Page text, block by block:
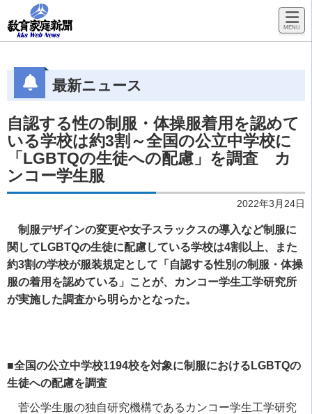
最新ニュース
自認する性の制服・体操服着用を認めて
いる学校は約3割～全国の公立中学校に
「LGBTQの生徒への配慮」を調査 カ
ンコー学生服
2022年3月24日
制服デザインの変更や女子スラックスの導入など制服に
関してLGBTQの生徒に配慮している学校は4割以上、また
約3割の学校が服装規定として「自認する性別の制服・体操
服の着用を認めている」ことが、カンコー学生工学研究所
が実施した調査から明らかとなった。
■全国の公立中学校1194校を対象に制服におけるLGBTQの
生徒への配慮を調査
菅公学生服の独自研究機構であるカンコー学生工学研究